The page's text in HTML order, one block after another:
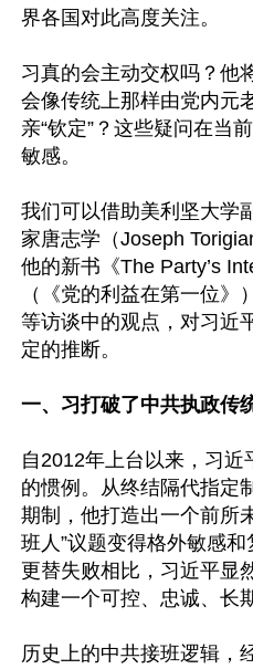
界各国对此高度关注。
习真的会主动交权吗？他
会像传统上那样由党内元
亲“钦定”？这些疑问在当
敏感。
我们可以借助美利坚大学
家唐志学（Joseph
他的新书《The Party’s
（《党的利益在第一位》
等访谈中的观点，对习近
定的推断。
一、习打破了中共执政传
自2012年上台以来，习
的惯例。从终结隔代指定
期制，他打造出一个前所
班人”议题变得格外敏感
更替失败相比，习近平显
构建一个可控、忠诚、长
历史上的中共接班逻辑，